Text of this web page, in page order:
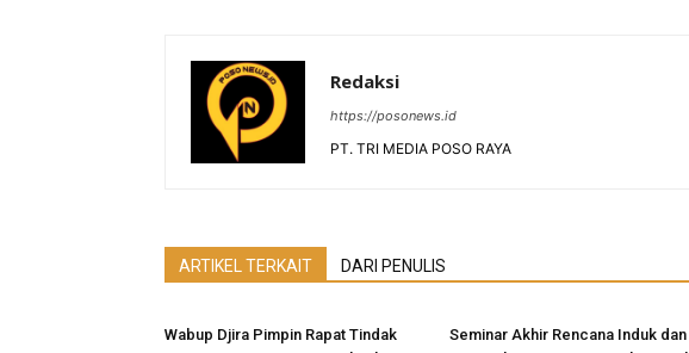
Redaksi
https://posonews.id
PT. TRI MEDIA POSO RAYA
ARTIKEL TERKAIT DARI PENULIS
Wabup Djira Pimpin Rapat Tindak
Seminar Akhir Rencana Induk dan